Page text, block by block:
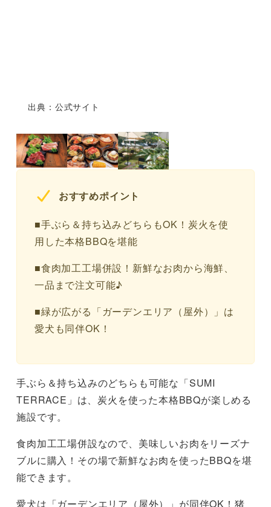
出典：公式サイト
おすすめポイント
■手ぶら＆持ち込みどちらもOK！炭火を使
用した本格BBQを堪能
■食肉加工工場併設！新鮮なお肉から海鮮、
一品まで注文可能♪
■緑が広がる「ガーデンエリア（屋外）」は
愛犬も同伴OK！
手ぶら＆持ち込みのどちらも可能な「SUMI
TERRACE」は、炭火を使った本格BBQが楽しめる
施設です。
食肉加工工場併設なので、美味しいお肉をリーズナ
ブルに購入！その場で新鮮なお肉を使ったBBQを堪
能できます。
愛犬は「ガーデンエリア（屋外）」が同伴OK！猪